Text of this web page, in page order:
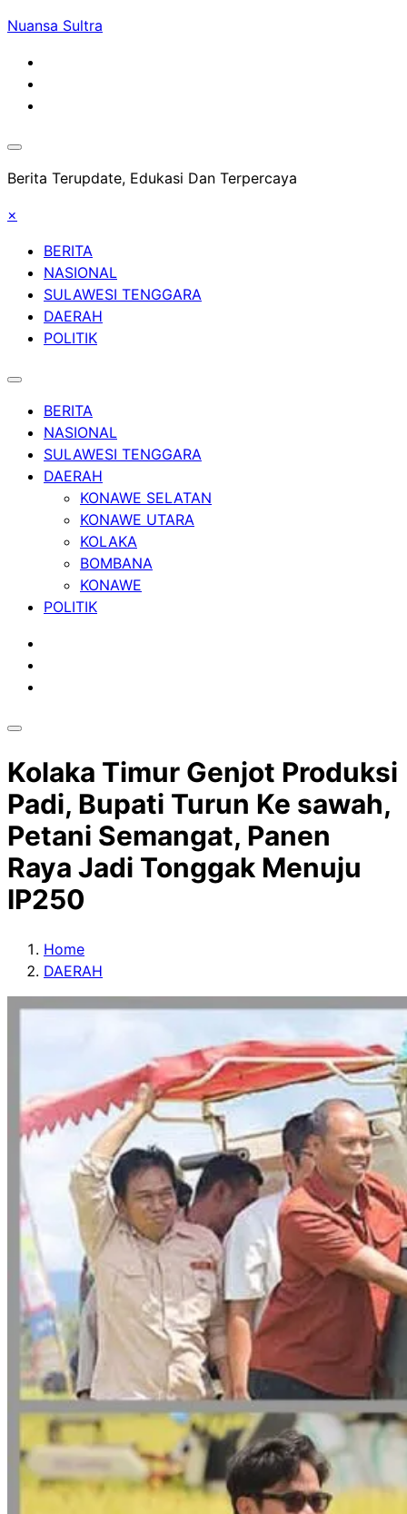
Skip
content
Nuansa Sultra
Berita Terupdate, Edukasi Dan Terpercaya
×
BERITA
NASIONAL
SULAWESI TENGGARA
DAERAH
POLITIK
BERITA
NASIONAL
SULAWESI TENGGARA
DAERAH
KONAWE SELATAN
KONAWE UTARA
KOLAKA
BOMBANA
KONAWE
POLITIK
Kolaka Timur Genjot Produksi
Padi, Bupati Turun Ke sawah,
Petani Semangat, Panen
Raya Jadi Tonggak Menuju
IP250
Home
DAERAH